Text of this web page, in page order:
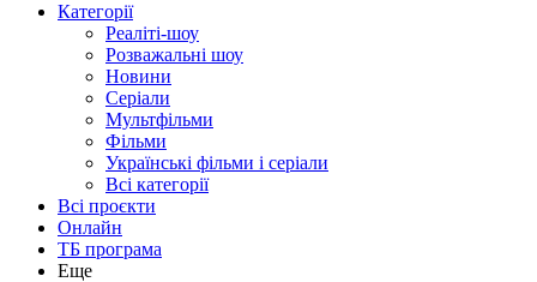
Категорії
Реаліті-шоу
Розважальні шоу
Новини
Серіали
Мультфільми
Фільми
Українські фільми і серіали
Всі категорії
Всі проєкти
Онлайн
ТБ програма
Еще